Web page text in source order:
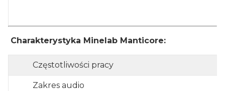
Charakterystyka Minelab Manticore:
Częstotliwości pracy
Zakres audio